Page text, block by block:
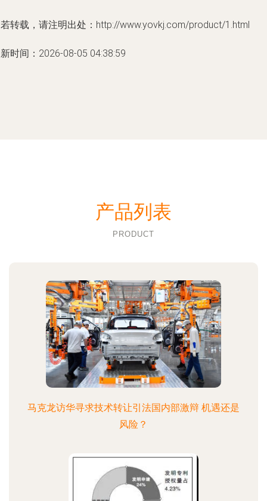
转载，请注明出处：http://www.yovkj.com/product/1.html
时间：2026-08-05 04:38:59
产品列表
PRODUCT
马克龙访华寻求技术转让引法国内部激辩 机遇还是
风险？